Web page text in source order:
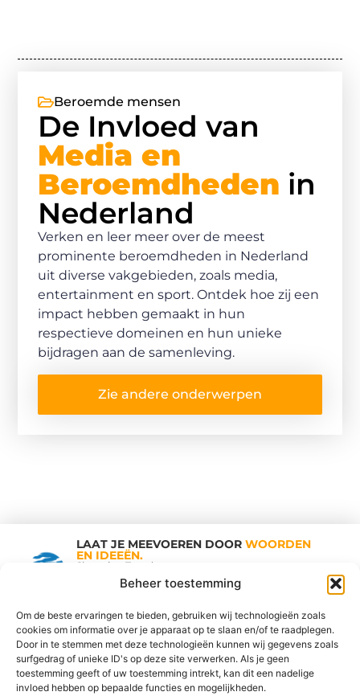
Beheer toestemming
Om de beste ervaringen te bieden, gebruiken wij technologieën zoals
cookies om informatie over je apparaat op te slaan en/of te raadplegen.
Door in te stemmen met deze technologieën kunnen wij gegevens zoals
surfgedrag of unieke ID's op deze site verwerken. Als je geen
toestemming geeft of uw toestemming intrekt, kan dit een nadelige
invloed hebben op bepaalde functies en mogelijkheden.
Beroemde mensen
De Invloed van
Media en
Beroemdheden in
Nederland
Verken en leer meer over de meest
prominente beroemdheden in Nederland
uit diverse vakgebieden, zoals media,
entertainment en sport. Ontdek hoe zij een
impact hebben gemaakt in hun
respectieve domeinen en hun unieke
bijdragen aan de samenleving.
Zie andere onderwerpen
LAAT JE MEEVOEREN DOOR WOORDEN
EN IDEEËN.
Shopping Trends
Vind Ons Hier :